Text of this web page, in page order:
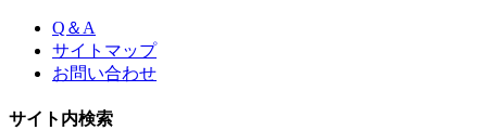
Skip
content
Q＆A
サイトマップ
お問い合わせ
サイト内検索